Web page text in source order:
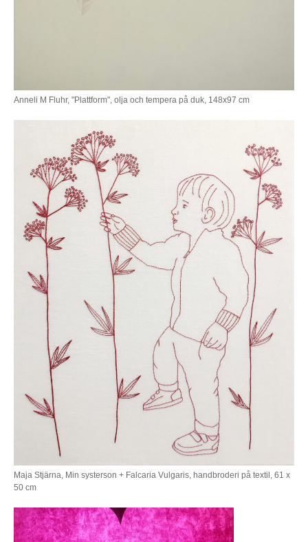
Anneli M Fluhr, "Plattform", olja och tempera på duk, 148x97 cm
Maja Stjärna, Min systerson + Falcaria Vulgaris, handbroderi på textil, 61 x
50 cm